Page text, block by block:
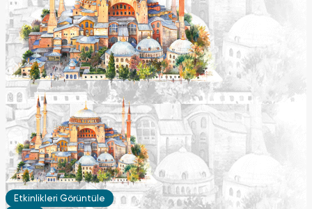
Etkinlikleri Görüntüle
Etkinlikleri Görüntüle